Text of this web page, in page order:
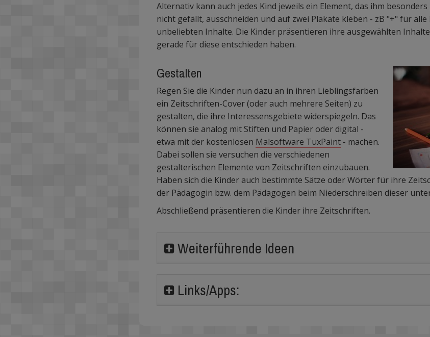
Alternativ kann auch jedes Kind jeweils ein Element, das ihm
nicht gefällt, ausschneiden und auf zwei Plakate kleben - zB "+" für
unbeliebten Inhalte. Die Kinder präsentieren ihre ausgewählten
gerade für diese entschieden haben.
Gestalten
Regen Sie die Kinder nun dazu an in ihren Lieblingsfarben
ein Zeitschriften-Cover (oder auch mehrere Seiten) zu
gestalten, die ihre Interessensgebiete widerspiegeln. Das
können sie analog mit Stiften und Papier oder digital -
etwa mit der kostenlosen Malsoftware TuxPaint - machen.
Dabei sollen sie versuchen die verschiedenen
gestalterischen Elemente von Zeitschriften einzubauen.
Haben sich die Kinder auch bestimmte Sätze oder Wörter für ihre
der Pädagogin bzw. dem Pädagogen beim Niederschreiben dieser
Abschließend präsentieren die Kinder ihre Zeitschriften.
Weiterführende Ideen
Links/Apps: